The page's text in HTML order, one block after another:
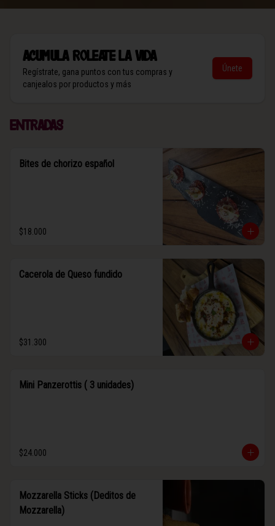
AcumulaRoleate la vida
Regístrate, gana puntos con tus compras y
canjealos por productos y más
Únete
Entradas
Bites de chorizo español
$18.000
Cacerola de Queso fundido
$31.300
Mini Panzerottis ( 3 unidades)
$24.000
Mozzarella Sticks (Deditos de
Mozzarella)